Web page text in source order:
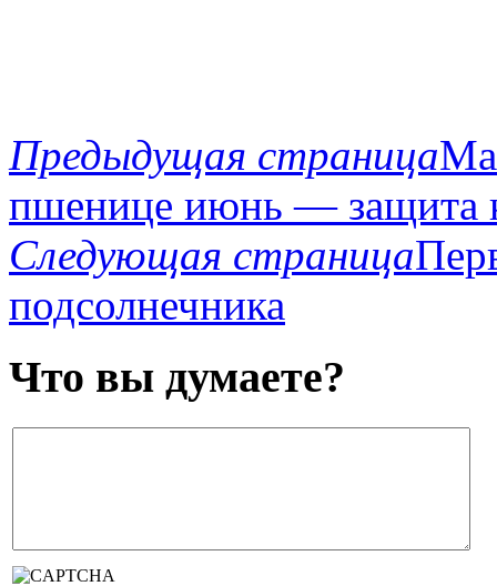
Предыдущая страница
пшенице июнь — защита
Следующая страница
подсолнечника
Что вы думаете?